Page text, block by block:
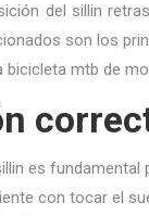
del sillin
son los
mtb de
es fundamental
con tocar el